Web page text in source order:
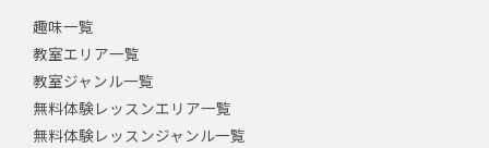
趣味一覧
教室エリア一覧
教室ジャンル一覧
無料体験レッスンエリア一覧
無料体験レッスンジャンル一覧